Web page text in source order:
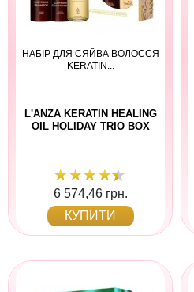
НАБІР ДЛЯ СЯЙВА ВОЛОССЯ
KERATIN...
L'ANZA KERATIN HEALING
OIL HOLIDAY TRIO BOX
6 574,46 грн.
КУПИТИ